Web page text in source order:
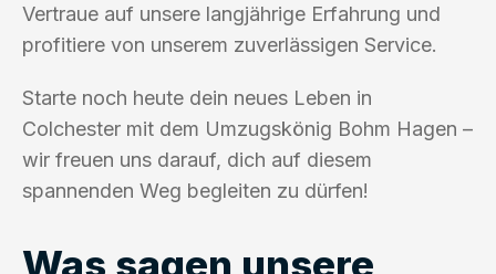
Vertraue auf unsere langjährige Erfahrung und
profitiere von unserem zuverlässigen Service.
Starte noch heute dein neues Leben in
Colchester mit dem Umzugskönig Bohm Hagen –
wir freuen uns darauf, dich auf diesem
spannenden Weg begleiten zu dürfen!
Was sagen unsere